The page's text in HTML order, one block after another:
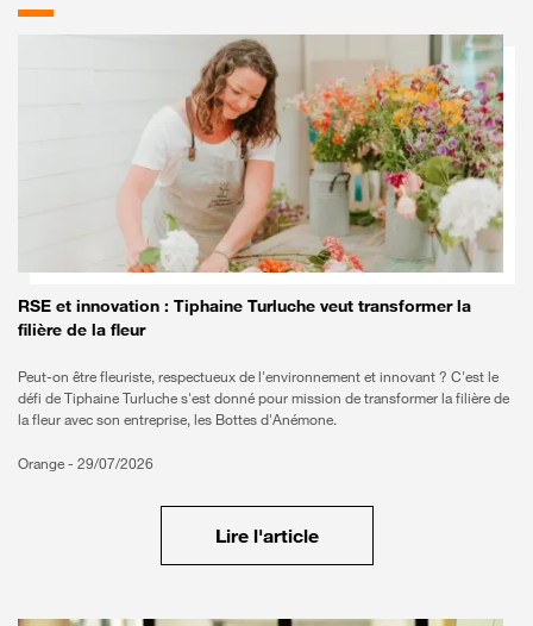
Bon à savoir
RSE et innovation : Tiphaine Turluche veut transformer la
filière de la fleur
Peut-on être fleuriste, respectueux de l'environnement et innovant ? C'est le
défi de Tiphaine Turluche s'est donné pour mission de transformer la filière de
la fleur avec son entreprise, les Bottes d'Anémone.
Orange - 29/07/2026
Lire l'article